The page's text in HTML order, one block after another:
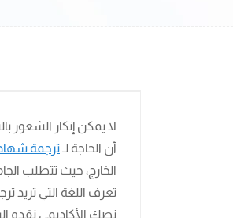
لا يمكن إنكار الشعور
أن الحاجة لـ ترجمة
الخارج، حيث تتطلب
تعرف اللغة التي تريد
نصك الأكاديمي نقدم